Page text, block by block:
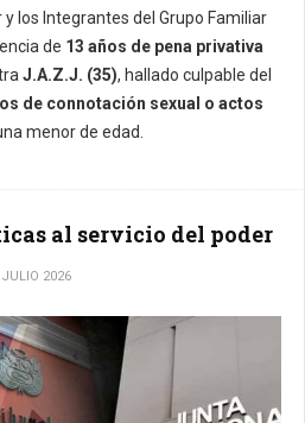
los Integrantes del Grupo Familiar
de 13 años de pena privativa
J.A.Z.J. (35), hallado culpable del
de connotación sexual o actos
menor de edad.
al servicio del poder
JULIO 2026